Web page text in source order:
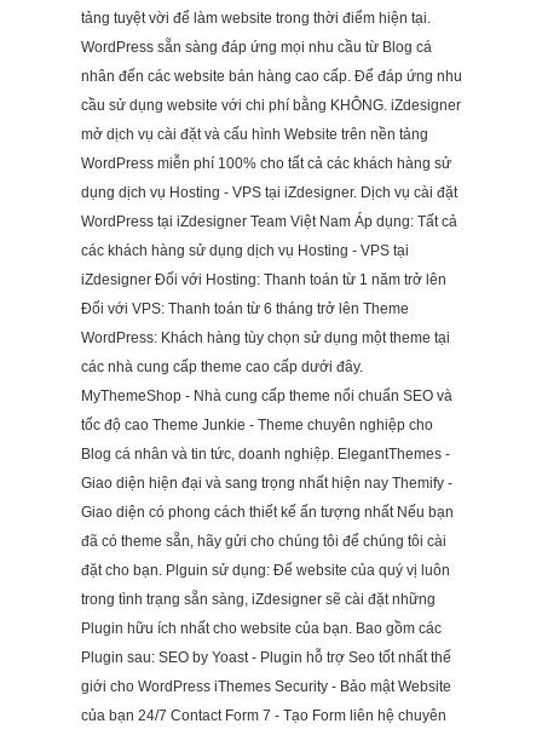
tảng tuyệt vời để làm website trong thời điểm hiện tại.
WordPress sẵn sàng đáp ứng mọi nhu cầu từ Blog cá
nhân đến các website bán hàng cao cấp. Để đáp ứng nhu
cầu sử dụng website với chi phí bằng KHÔNG. iZdesigner
mở dịch vụ cài đặt và cấu hình Website trên nền tảng
WordPress miễn phí 100% cho tất cả các khách hàng sử
dụng dịch vụ Hosting - VPS tại iZdesigner. Dịch vụ cài đặt
WordPress tại iZdesigner Team Việt Nam Áp dụng: Tất cả
các khách hàng sử dụng dịch vụ Hosting - VPS tại
iZdesigner Đối với Hosting: Thanh toán từ 1 năm trở lên
Đối với VPS: Thanh toán từ 6 tháng trở lên Theme
WordPress: Khách hàng tùy chọn sử dụng một theme tại
các nhà cung cấp theme cao cấp dưới đây.
MyThemeShop - Nhà cung cấp theme nổi chuẩn SEO và
tốc độ cao Theme Junkie - Theme chuyên nghiệp cho
Blog cá nhân và tin tức, doanh nghiệp. ElegantThemes -
Giao diện hiện đại và sang trọng nhất hiện nay Themify -
Giao diện có phong cách thiết kế ấn tượng nhất Nếu bạn
đã có theme sẵn, hãy gửi cho chúng tôi để chúng tôi cài
đặt cho bạn. Plguin sử dụng: Để website của quý vị luôn
trong tình trạng sẵn sàng, iZdesigner sẽ cài đặt những
Plugin hữu ích nhất cho website của bạn. Bao gồm các
Plugin sau: SEO by Yoast - Plugin hỗ trợ Seo tốt nhất thế
giới cho WordPress iThemes Security - Bảo mật Website
của bạn 24/7 Contact Form 7 - Tạo Form liên hệ chuyên